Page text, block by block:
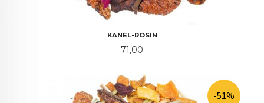
KANEL-ROSIN
Pris
71,00
-51%